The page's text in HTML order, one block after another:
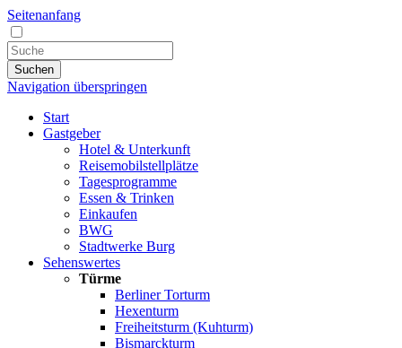
Seitenanfang
Suchen
Navigation überspringen
Start
Gastgeber
Hotel & Unterkunft
Reisemobilstellplätze
Tagesprogramme
Essen & Trinken
Einkaufen
BWG
Stadtwerke Burg
Sehenswertes
Türme
Berliner Torturm
Hexenturm
Freiheitsturm (Kuhturm)
Bismarckturm